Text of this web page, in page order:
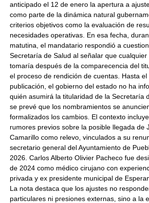
anticipado el 12 de enero la apertura a
como parte de la dinámica natural
criterios objetivos como la evaluación de
necesidades operativas. En esa fecha,
matutina, el mandatario respondió a
Secretaría de Salud al señalar que cualquier
tomaría después de la comparecencia del
el proceso de rendición de cuentas. Hasta
publicación, el gobierno del estado no ha
quién asumirá la titularidad de la Secretaría
se prevé que los nombramientos se
formalizados los cambios. El contexto
rumores previos sobre la posible llegada de
Camarillo como relevo, vinculados a su
secretario general del Ayuntamiento de
2026. Carlos Alberto Olivier Pacheco fue
de 2024 como médico cirujano con
privada y ex presidente municipal de
La nota destaca que los ajustes no
particulares ni presiones externas, sino a la